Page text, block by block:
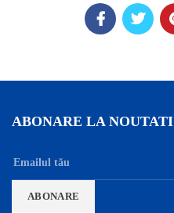
ABONARE LA NOUTATI